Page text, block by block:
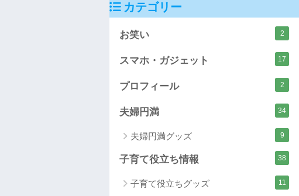
カテゴリー
お笑い 2
スマホ・ガジェット 17
プロフィール 2
夫婦円満 34
夫婦円満グッズ 9
子育て役立ち情報 38
子育て役立ちグッズ 11